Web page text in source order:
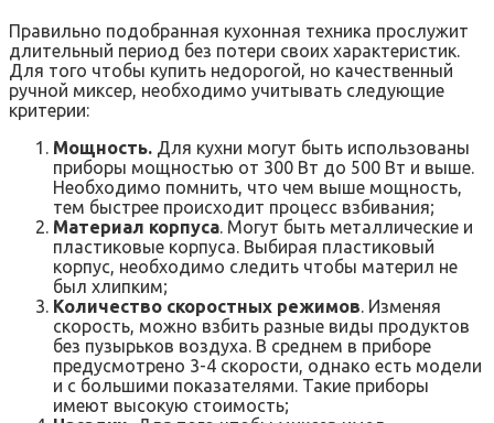
Правильно подобранная кухонная техника прослужит
длительный период без потери своих характеристик.
Для того чтобы купить недорогой, но качественный
ручной миксер, необходимо учитывать следующие
критерии:
Мощность. Для кухни могут быть использованы
приборы мощностью от 300 Вт до 500 Вт и выше.
Необходимо помнить, что чем выше мощность,
тем быстрее происходит процесс взбивания;
Материал корпуса. Могут быть металлические и
пластиковые корпуса. Выбирая пластиковый
корпус, необходимо следить чтобы материл не
был хлипким;
Количество скоростных режимов. Изменяя
скорость, можно взбить разные виды продуктов
без пузырьков воздуха. В среднем в приборе
предусмотрено 3-4 скорости, однако есть модели
и с большими показателями. Такие приборы
имеют высокую стоимость;